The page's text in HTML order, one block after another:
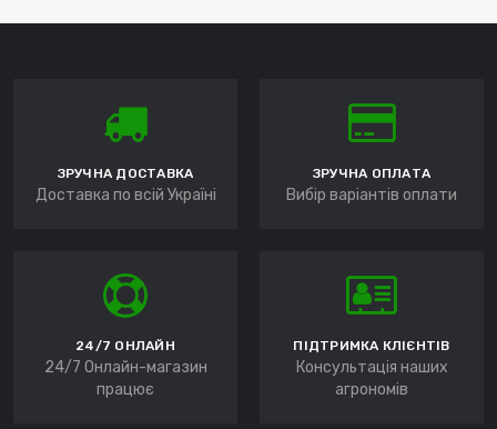
ЗРУЧНА ДОСТАВКА
Доставка по всій Україні
ЗРУЧНА ОПЛАТА
Вибір варіантів оплати
24/7 ОНЛАЙН
24/7 Онлайн-магазин
працює
ПІДТРИМКА КЛІЄНТІВ
Консультація наших
агрономів